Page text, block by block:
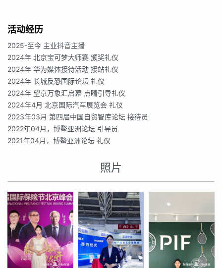
活动经历
2025-至今 主业抖音主播
2024年 北京宝可梦大师赛 颁奖礼仪
2024年 华为媒体接待活动 接站礼仪
2024年 长城反恐国际论坛 礼仪
2024年 望京万象汇启幕 点睛引导礼仪
2024年4月 北京国际汽车展览会 礼仪
2023年03月 第四届中国自贸智库论坛 接待员
2022年04月，博鳌亚洲论坛 引导员
2021年04月，博鳌亚洲论坛 礼仪
照片